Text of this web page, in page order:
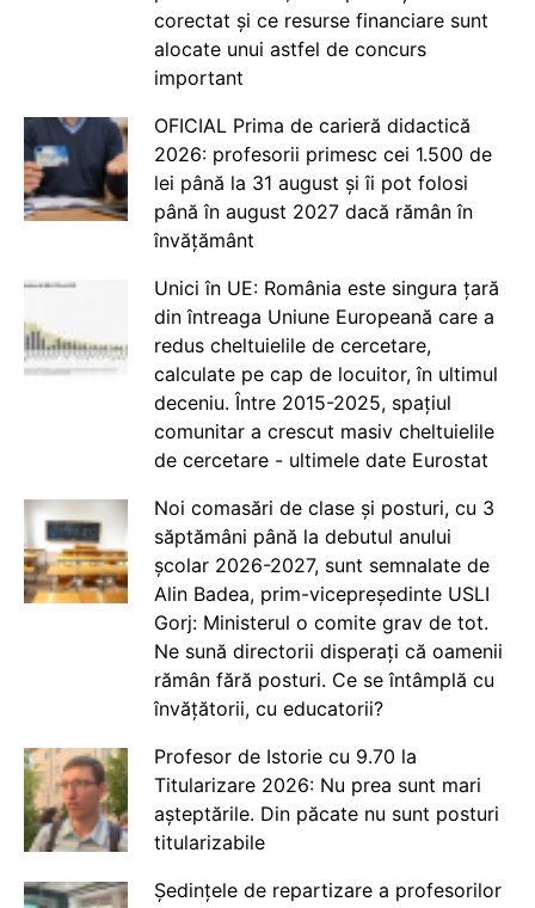
corectat și ce resurse financiare sunt
alocate unui astfel de concurs
important
OFICIAL Prima de carieră didactică
2026: profesorii primesc cei 1.500 de
lei până la 31 august și îi pot folosi
până în august 2027 dacă rămân în
învățământ
Unici în UE: România este singura țară
din întreaga Uniune Europeană care a
redus cheltuielile de cercetare,
calculate pe cap de locuitor, în ultimul
deceniu. Între 2015-2025, spațiul
comunitar a crescut masiv cheltuielile
de cercetare - ultimele date Eurostat
Noi comasări de clase și posturi, cu 3
săptămâni până la debutul anului
școlar 2026-2027, sunt semnalate de
Alin Badea, prim-vicepreședinte USLI
Gorj: Ministerul o comite grav de tot.
Ne sună directorii disperați că oamenii
rămân fără posturi. Ce se întâmplă cu
învățătorii, cu educatorii?
Profesor de Istorie cu 9.70 la
Titularizare 2026: Nu prea sunt mari
așteptările. Din păcate nu sunt posturi
titularizabile
Ședințele de repartizare a profesorilor